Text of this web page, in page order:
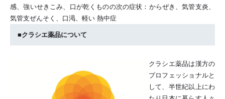
感、強いせきこみ、口が乾くものの次の症状：からぜき、気管支炎、
気管支ぜんそく、口渇、軽い 熱中症
■クラシエ薬品について
クラシエ薬品は漢方の
プロフェッショナルと
して、半世紀以上にわ